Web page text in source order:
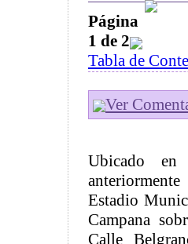
Página
1 de 2
Tabla de
Ver
Ubicado
Estadio
Campana
Calle